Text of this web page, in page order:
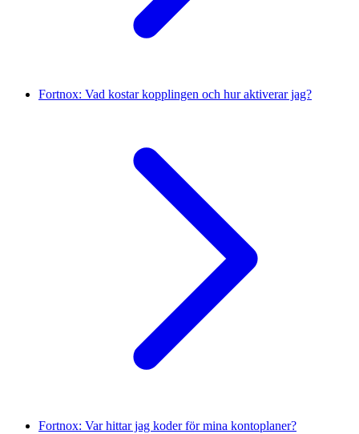
Fortnox: Vad kostar kopplingen och hur aktiverar jag?
Fortnox: Var hittar jag koder för mina kontoplaner?